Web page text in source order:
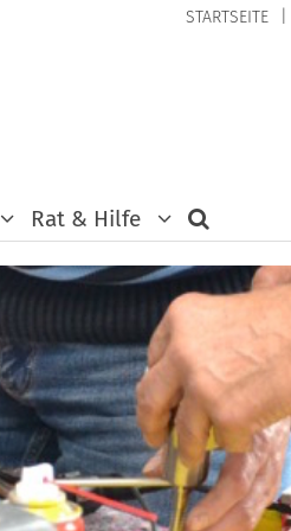
STARTSEITE
Rat & Hilfe